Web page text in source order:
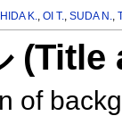
K.,OI T.,SUDA N.,
of